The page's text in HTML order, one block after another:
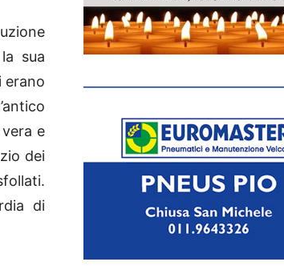
sua
erano
e
dei
di